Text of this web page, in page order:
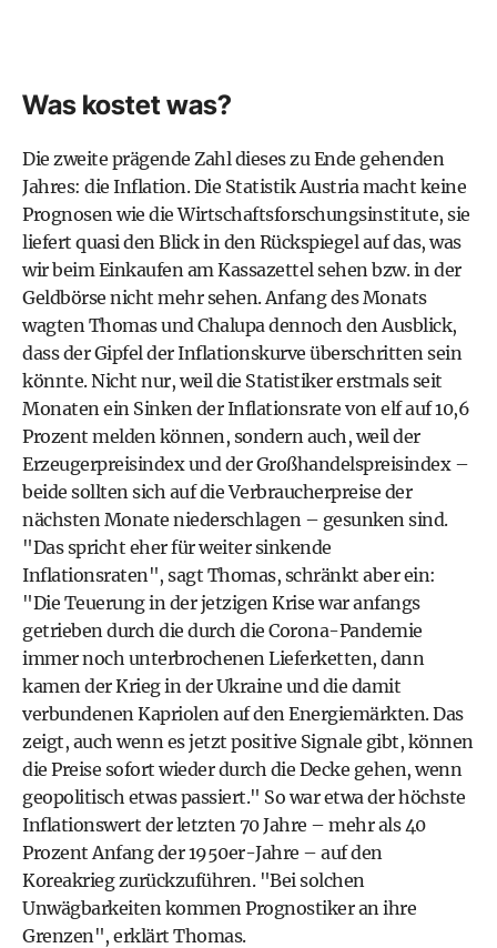
Was kostet was?
Die zweite prägende Zahl dieses zu Ende gehenden
Jahres: die Inflation. Die Statistik Austria macht keine
Prognosen wie die Wirtschaftsforschungsinstitute, sie
liefert quasi den Blick in den Rückspiegel auf das, was
wir beim Einkaufen am Kassazettel sehen bzw. in der
Geldbörse nicht mehr sehen. Anfang des Monats
wagten Thomas und Chalupa dennoch den Ausblick,
dass der Gipfel der Inflationskurve überschritten sein
könnte. Nicht nur, weil die Statistiker erstmals seit
Monaten ein Sinken der Inflationsrate von elf auf 10,6
Prozent melden können, sondern auch, weil der
Erzeugerpreisindex und der Großhandelspreisindex –
beide sollten sich auf die Verbraucherpreise der
nächsten Monate niederschlagen – gesunken sind.
"Das spricht eher für weiter sinkende
Inflationsraten", sagt Thomas, schränkt aber ein:
"Die Teuerung in der jetzigen Krise war anfangs
getrieben durch die durch die Corona-Pandemie
immer noch unterbrochenen Lieferketten, dann
kamen der Krieg in der Ukraine und die damit
verbundenen Kapriolen auf den Energiemärkten. Das
zeigt, auch wenn es jetzt positive Signale gibt, können
die Preise sofort wieder durch die Decke gehen, wenn
geopolitisch etwas passiert." So war etwa der höchste
Inflationswert der letzten 70 Jahre – mehr als 40
Prozent Anfang der 1950er-Jahre – auf den
Koreakrieg zurückzuführen. "Bei solchen
Unwägbarkeiten kommen Prognostiker an ihre
Grenzen", erklärt Thomas.